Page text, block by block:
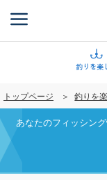
ン
に
移
動
釣りを楽
トップページ 釣りを
あなたのフィッシン